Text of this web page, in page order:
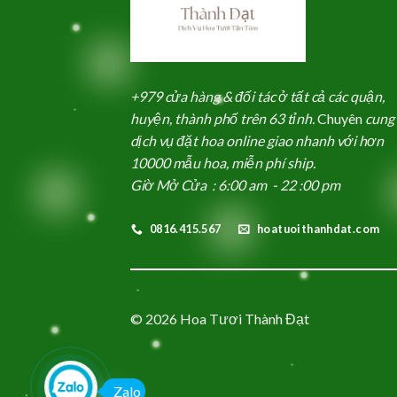
+979 cửa hàng & đối tác ở tất cả các quận,
huyện, thành phố trên 63 tỉnh.Chuyên
dịch vụ đặt hoa online giao nhanh với hơn
10000 mẫu hoa, miễn phí ship.
Giờ Mở Cửa : 6:00 am - 22 :00 pm
0816.415.567 hoatuoithanhdat.com
© 2026 Hoa Tươi Thành Đạt
Zalo